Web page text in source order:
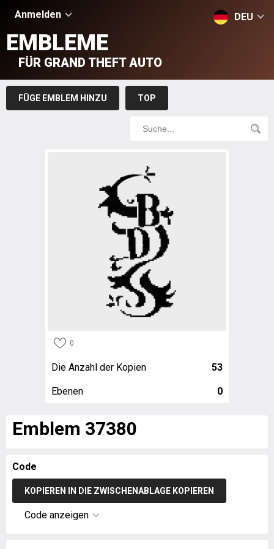
Anmelden DEU
EMBLEME
FÜR GRAND THEFT AUTO
FÜGE EMBLEM HINZU TOP
0
Die Anzahl der Kopien 53
Ebenen 0
Emblem 37380
Code
KOPIEREN IN DIE ZWISCHENABLAGE KOPIEREN
Code anzeigen